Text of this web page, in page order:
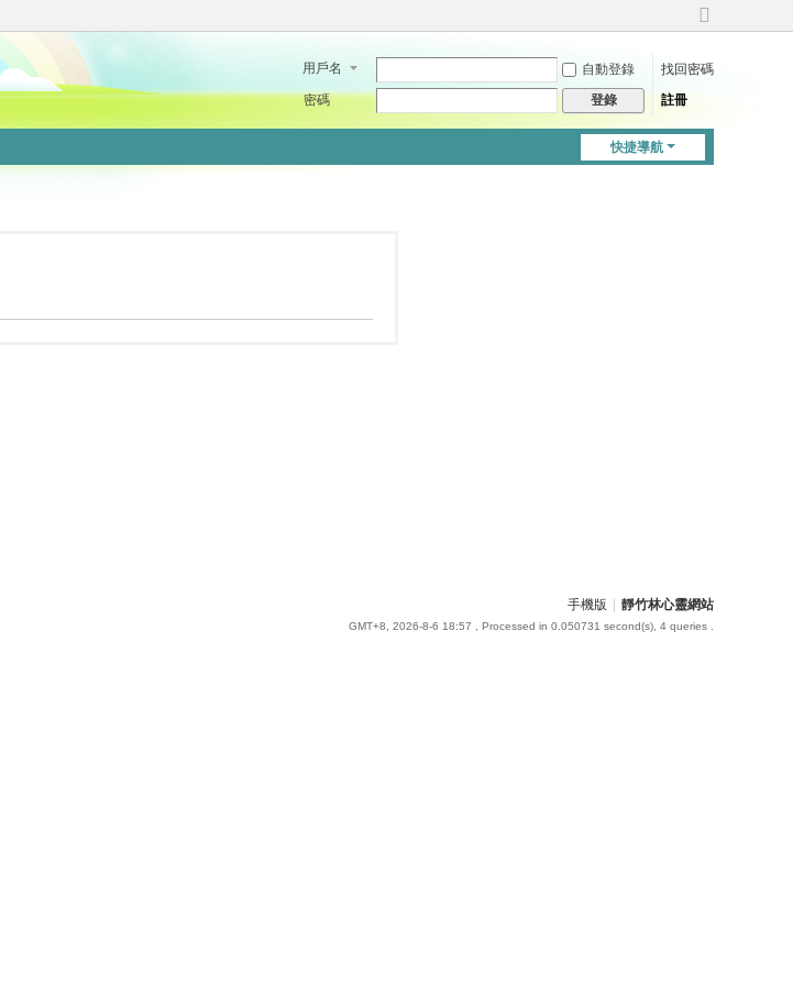
切
到
用戶名 自動登錄
找回密碼
密碼
登錄 註冊
快捷導航
手機版 靜竹林心靈網站
GMT+8, 2026-8-6 18:57 , Processed in 0.050731 second(s), 4 queries .